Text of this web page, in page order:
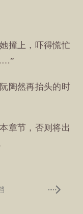
撞上，吓得慌忙
陶然再抬头的时
章节，否则将出